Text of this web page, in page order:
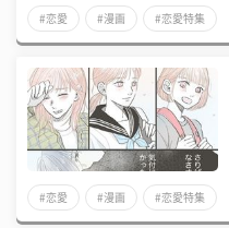
#恋愛 #漫画 #恋愛特集
#恋愛 #漫画 #恋愛特集